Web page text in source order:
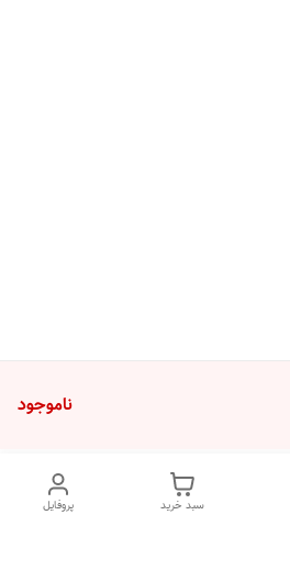
ناموجود
پروفایل سبد خرید